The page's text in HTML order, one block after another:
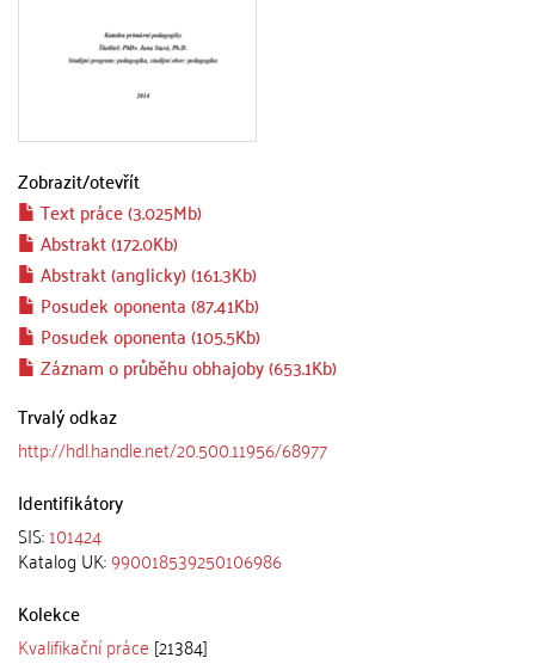
Zobrazit/otevřít
Text práce (3.025Mb)
Abstrakt (172.0Kb)
Abstrakt (anglicky) (161.3Kb)
Posudek oponenta (87.41Kb)
Posudek oponenta (105.5Kb)
Záznam o průběhu obhajoby (653.1Kb)
Trvalý odkaz
http://hdl.handle.net/20.500.11956/68977
Identifikátory
SIS:101424
Katalog UK:990018539250106986
Kolekce
Kvalifikační práce [21384]